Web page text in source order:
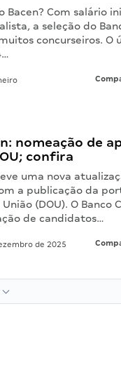
Bacen? Com salário
a seleção do
concurseiros.
nomeação de
confira
uma nova
a publicação da
(DOU). O Banco
de candidatos…
de 2025